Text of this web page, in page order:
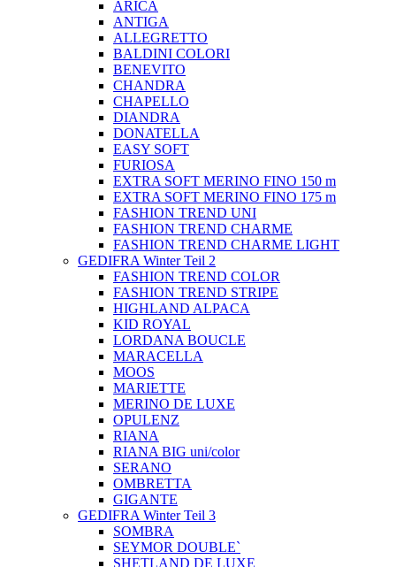
ARICA
ANTIGA
ALLEGRETTO
BALDINI COLORI
BENEVITO
CHANDRA
CHAPELLO
DIANDRA
DONATELLA
EASY SOFT
FURIOSA
EXTRA SOFT MERINO FINO 150 m
EXTRA SOFT MERINO FINO 175 m
FASHION TREND UNI
FASHION TREND CHARME
FASHION TREND CHARME LIGHT
GEDIFRA Winter Teil 2
FASHION TREND COLOR
FASHION TREND STRIPE
HIGHLAND ALPACA
KID ROYAL
LORDANA BOUCLE
MARACELLA
MOOS
MARIETTE
MERINO DE LUXE
OPULENZ
RIANA
RIANA BIG uni/color
SERANO
OMBRETTA
GIGANTE
GEDIFRA Winter Teil 3
SOMBRA
SEYMOR DOUBLE`
SHETLAND DE LUXE